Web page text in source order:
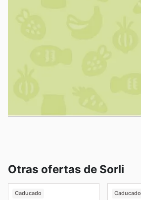
Otras ofertas de Sorli
Caducado Caducado